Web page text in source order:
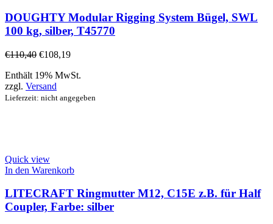
DOUGHTY Modular Rigging System Bügel, SWL
100 kg, silber, T45770
€110,40 €108,19
Enthält 19% MwSt.
zzgl. Versand
Lieferzeit: nicht angegeben
Quick view
In den Warenkorb
LITECRAFT Ringmutter M12, C15E z.B. für Half
Coupler, Farbe: silber